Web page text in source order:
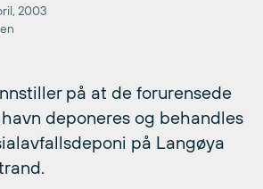
2003
på at de forurensede
deponeres og behandles
på Langøya